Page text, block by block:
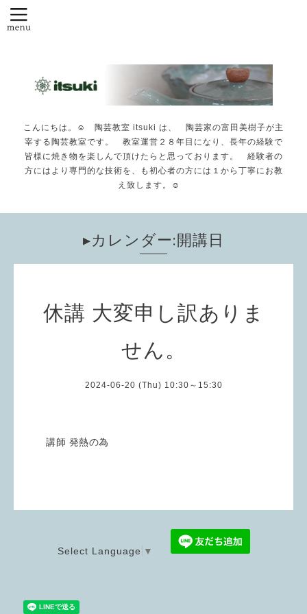
こんにちは。☺️ 陶芸教室 itsuki は、 陶芸家の富田美樹子が主
宰する陶芸教室です。 教室運営２８年目になり、長年の経験で
皆様に焼き物を楽しんで頂けたらと思っております。 経験者の
方にはより専門的な技術を、も初心者の方には１から丁寧にお教
え致します。☺️
▸カレンダー:開講日
休講 大変申し訳ありま
せん。
2024-06-20 (Thu) 10:30～15:30
講師 発熱の為
Select Language ▼